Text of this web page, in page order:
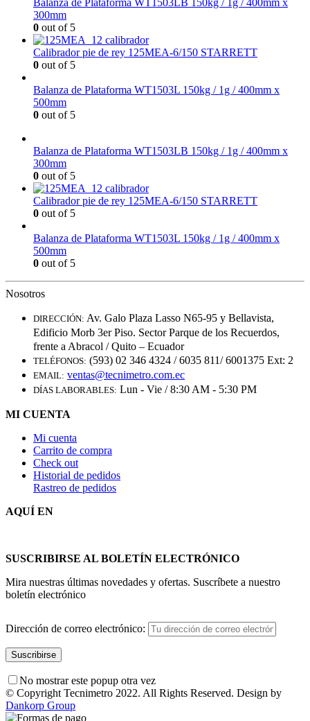
300mm
0 out of 5
Calibrador pie de rey 125MEA-6/150 STARRETT
0 out of 5
Balanza de Plataforma WT1503L 150kg / 1g / 400mm x
500mm
0 out of 5
Balanza de Plataforma WT1503LB 150kg / 1g / 400mm x
300mm
0 out of 5
Calibrador pie de rey 125MEA-6/150 STARRETT
0 out of 5
Balanza de Plataforma WT1503L 150kg / 1g / 400mm x
500mm
0 out of 5
Nosotros
DIRECCIÓN: Av. Galo Plaza Lasso N65-95 y Bellavista,
Edificio Morb 3er Piso. Sector Parque de los Recuerdos,
frente a Abracol / Quito – Ecuador
TELÉFONOS: (593) 02 346 4324 / 6035 811/ 6001375 Ext: 2
EMAIL: ventas@tecnimetro.com.ec
DÍAS LABORABLES: Lun - Vie / 8:30 AM - 5:30 PM
MI CUENTA
Mi cuenta
Carrito de compra
Check out
Historial de pedidos
Rastreo de pedidos
AQUÍ EN
SUSCRIBIRSE AL BOLETÍN ELECTRÓNICO
Mira nuestras últimas novedades y ofertas. Suscríbete a nuestro
boletín electrónico
Dirección de correo electrónico:
No mostrar este popup otra vez
© Copyright Tecnimetro 2022. All Rights Reserved. Design by
Dankorp Group